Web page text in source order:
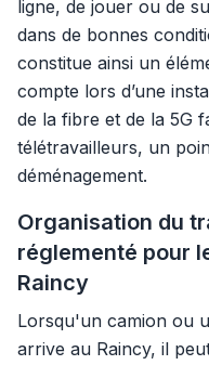
ligne, de jouer ou de
dans de bonnes
constitue ainsi un
compte lors d’une
de la fibre et de la 5G
télétravailleurs, un
déménagement.
Organisation du
réglementé pour
Raincy
Lorsqu'un camion ou
arrive au Raincy, il